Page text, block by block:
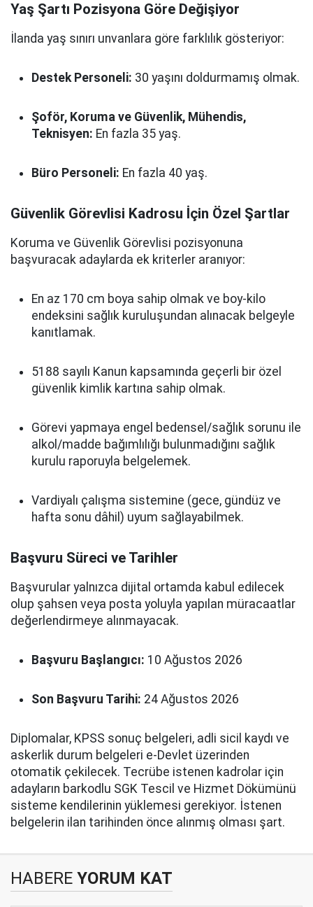
Yaş Şartı Pozisyona Göre Değişiyor
İlanda yaş sınırı unvanlara göre farklılık gösteriyor:
Destek Personeli: 30 yaşını doldurmamış olmak.
Şoför, Koruma ve Güvenlik, Mühendis,
Teknisyen: En fazla 35 yaş.
Büro Personeli: En fazla 40 yaş.
Güvenlik Görevlisi Kadrosu İçin Özel Şartlar
Koruma ve Güvenlik Görevlisi pozisyonuna
başvuracak adaylarda ek kriterler aranıyor:
En az 170 cm boya sahip olmak ve boy-kilo
endeksini sağlık kuruluşundan alınacak belgeyle
kanıtlamak.
5188 sayılı Kanun kapsamında geçerli bir özel
güvenlik kimlik kartına sahip olmak.
Görevi yapmaya engel bedensel/sağlık sorunu ile
alkol/madde bağımlılığı bulunmadığını sağlık
kurulu raporuyla belgelemek.
Vardiyalı çalışma sistemine (gece, gündüz ve
hafta sonu dâhil) uyum sağlayabilmek.
Başvuru Süreci ve Tarihler
Başvurular yalnızca dijital ortamda kabul edilecek
olup şahsen veya posta yoluyla yapılan müracaatlar
değerlendirmeye alınmayacak.
Başvuru Başlangıcı: 10 Ağustos 2026
Son Başvuru Tarihi: 24 Ağustos 2026
Diplomalar, KPSS sonuç belgeleri, adli sicil kaydı ve
askerlik durum belgeleri e-Devlet üzerinden
otomatik çekilecek. Tecrübe istenen kadrolar için
adayların barkodlu SGK Tescil ve Hizmet Dökümünü
sisteme kendilerinin yüklemesi gerekiyor. İstenen
belgelerin ilan tarihinden önce alınmış olması şart.
HABERE YORUM KAT